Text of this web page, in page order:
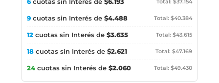
cuotas sin Interés de $6.193 Total: $37.154
9 cuotas sin Interés de $4.488 Total: $40.384
12 cuotas sin Interés de $3.635 Total: $43.615
18 cuotas sin Interés de $2.621 Total: $47.169
24 cuotas sin Interés de $2.060 Total: $49.430